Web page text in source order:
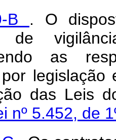
B . O
de
as
legislação
das Leis
nº 5.452, de